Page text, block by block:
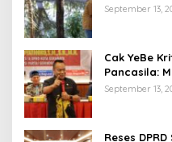
Juta, Dakel
September 13,
Cak YeBe
Pancasila:
Libatkan
September 13,
Reses